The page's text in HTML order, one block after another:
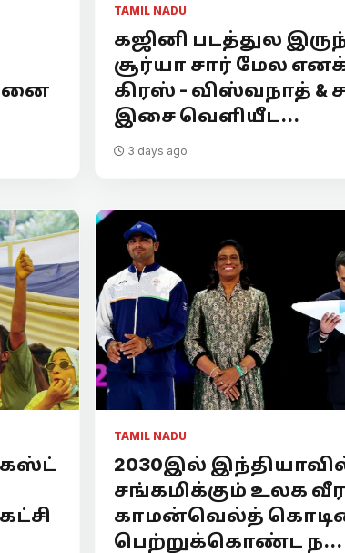
TAMIL NADU
கஜினி படத்துல
சூர்யா சார் மேல
கிரஸ் - விஸ்வநாத் &
இசை வெளியீட...
3 days ago
TAMIL NADU
2030இல்
சங்கமிக்கும் உலக
காமன்வெல்த்
பெற்றுக்கொண்ட ந...